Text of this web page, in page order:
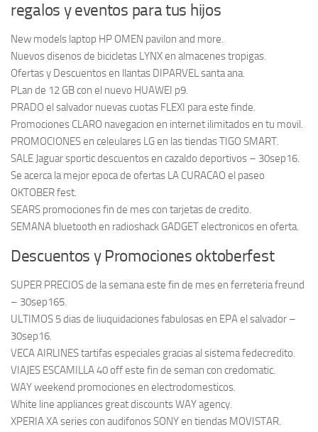
regalos y eventos para tus hijos
New models laptop HP OMEN pavilon and more.
Nuevos disenos de bicicletas LYNX en almacenes tropigas.
Ofertas y Descuentos en llantas DIPARVEL santa ana.
PLan de 12 GB con el nuevo HUAWEI p9.
PRADO el salvador nuevas cuotas FLEXI para este finde.
Promociones CLARO navegacion en internet ilimitados en tu movil.
PROMOCIONES en celeulares LG en las tiendas TIGO SMART.
SALE Jaguar sportic descuentos en cazaldo deportivos – 30sep16.
Se acerca la mejor epoca de ofertas LA CURACAO el paseo
OKTOBER fest.
SEARS promociones fin de mes con tarjetas de credito.
SEMANA bluetooth en radioshack GADGET electronicos en oferta.
Descuentos y Promociones oktoberfest
SUPER PRECIOS de la semana este fin de mes en ferreteria freund
– 30sep165.
ULTIMOS 5 dias de liuquidaciones fabulosas en EPA el salvador –
30sep16.
VECA AIRLINES tartifas especiales gracias al sistema fedecredito.
VIAJES ESCAMILLA 40 off este fin de seman con credomatic.
WAY weekend promociones en electrodomesticos.
White line appliances great discounts WAY agency.
XPERIA XA series con audifonos SONY en tiendas MOVISTAR.